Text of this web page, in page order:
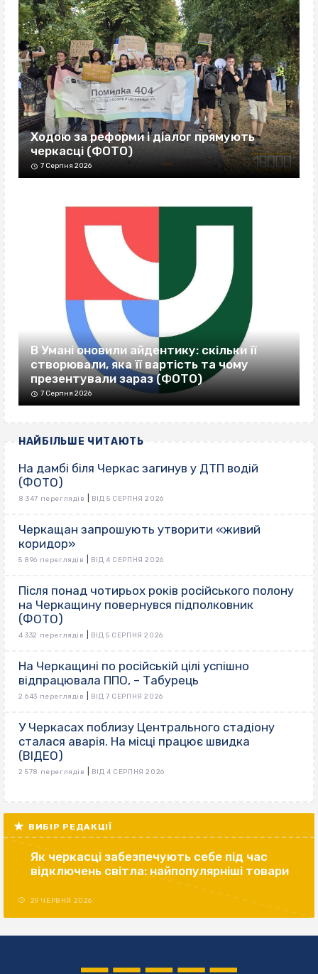
Ходою за реформи і діалог прямують
черкасці (ФОТО)
7 Серпня 2026
В Умані оновили айдентику: скільки її
створювали, яка її вартість та чому
презентували зараз (ФОТО)
7 Серпня 2026
НАЙБІЛЬШЕ ЧИТАЮТЬ
На дамбі біля Черкас загинув у ДТП водій
(ФОТО)
8 347 переглядів ВІД 5 СЕРПНЯ 2026
Черкащан запрошують утворити «живий
коридор»
5 896 переглядів ВІД 4 СЕРПНЯ 2026
Після понад чотирьох років російського полону
на Черкащину повернувся підполковник
(ФОТО)
4 332 переглядів ВІД 5 СЕРПНЯ 2026
На Черкащині по російській цілі успішно
відпрацювала ППО, – Табурець
2 643 переглядів ВІД 7 СЕРПНЯ 2026
У Черкасах поблизу Центрального стадіону
сталася аварія. На місці працює швидка
(ВІДЕО)
2 578 переглядів ВІД 4 СЕРПНЯ 2026
ВИБІР РЕДАКЦІЇ
Як черкасці забезпечують себе під час
відключень світла: найпопулярніші товари
29 ЧЕРВНЯ 2026